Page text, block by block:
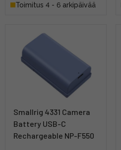
Toimitus 4 - 6 arkipäivää
Smallrig 4331 Camera
Battery USB-C
Rechargeable NP-F550